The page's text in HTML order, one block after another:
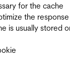
for the cache
the
is usually stored